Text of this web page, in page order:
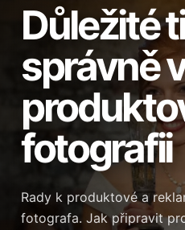
Důležité
správně
fotografii
Rady k produktové a
fotografa. Jak připravit